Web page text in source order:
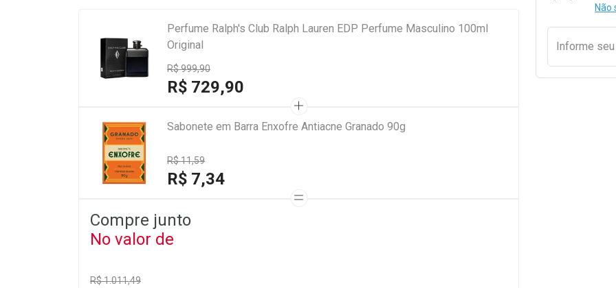
Não
Informe seu
Perfume Ralph's Club Ralph Lauren EDP Perfume Masculino 100ml
Original
R$ 999,90
R$ 729,90
Sabonete em Barra Enxofre Antiacne Granado 90g
R$ 11,59
R$ 7,34
Compre junto
No valor de
R$ 1.011,49